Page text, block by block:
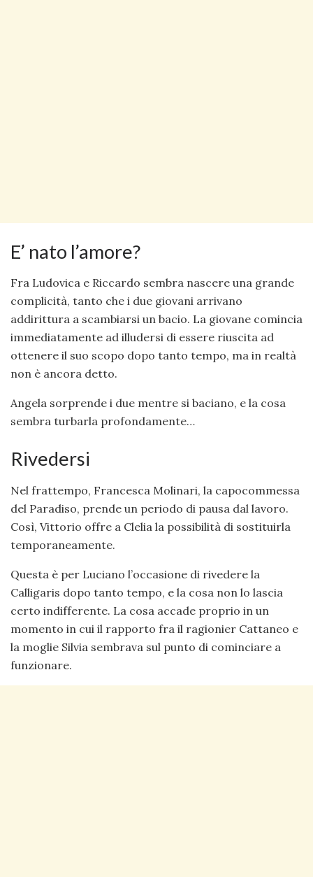
E’ nato l’amore?
Fra Ludovica e Riccardo sembra nascere una grande
complicità, tanto che i due giovani arrivano
addirittura a scambiarsi un bacio. La giovane comincia
immediatamente ad illudersi di essere riuscita ad
ottenere il suo scopo dopo tanto tempo, ma in realtà
non è ancora detto.
Angela sorprende i due mentre si baciano, e la cosa
sembra turbarla profondamente…
Rivedersi
Nel frattempo, Francesca Molinari, la capocommessa
del Paradiso, prende un periodo di pausa dal lavoro.
Così, Vittorio offre a Clelia la possibilità di sostituirla
temporaneamente.
Questa è per Luciano l’occasione di rivedere la
Calligaris dopo tanto tempo, e la cosa non lo lascia
certo indifferente. La cosa accade proprio in un
momento in cui il rapporto fra il ragionier Cattaneo e
la moglie Silvia sembrava sul punto di cominciare a
funzionare.